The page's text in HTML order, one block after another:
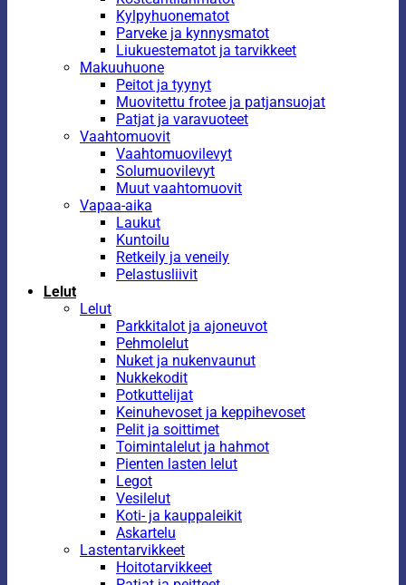
Kylpyhuonematot
Parveke ja kynnysmatot
Liukuestematot ja tarvikkeet
Makuuhuone
Peitot ja tyynyt
Muovitettu frotee ja patjansuojat
Patjat ja varavuoteet
Vaahtomuovit
Vaahtomuovilevyt
Solumuovilevyt
Muut vaahtomuovit
Vapaa-aika
Laukut
Kuntoilu
Retkeily ja veneily
Pelastusliivit
Lelut
Lelut
Parkkitalot ja ajoneuvot
Pehmolelut
Nuket ja nukenvaunut
Nukkekodit
Potkuttelijat
Keinuhevoset ja keppihevoset
Pelit ja soittimet
Toimintalelut ja hahmot
Pienten lasten lelut
Legot
Vesilelut
Koti- ja kauppaleikit
Askartelu
Lastentarvikkeet
Hoitotarvikkeet